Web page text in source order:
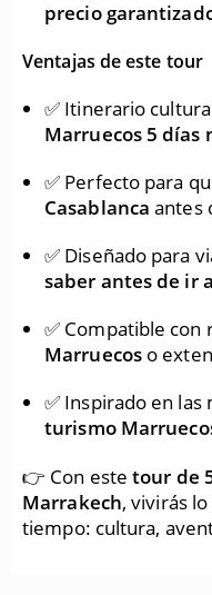
precio
Ventajas de este tour
✅ Itinerario
Marruecos 5 días
✅ Perfecto para
Casablanca antes
✅ Diseñado para
saber antes de ir
✅ Compatible con
Marruecoso
✅ Inspirado en las
turismo
👉 Con estetour de
Marrakech, vivirás
tiempo: cultura,